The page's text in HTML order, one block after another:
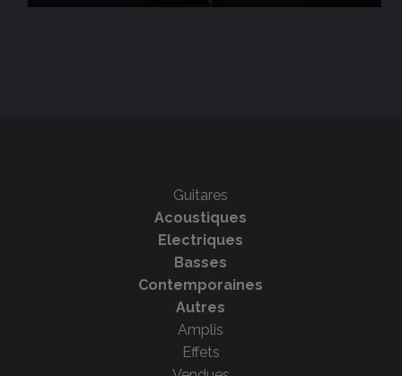
Guitares
Acoustiques
Electriques
Basses
Contemporaines
Autres
Amplis
Effets